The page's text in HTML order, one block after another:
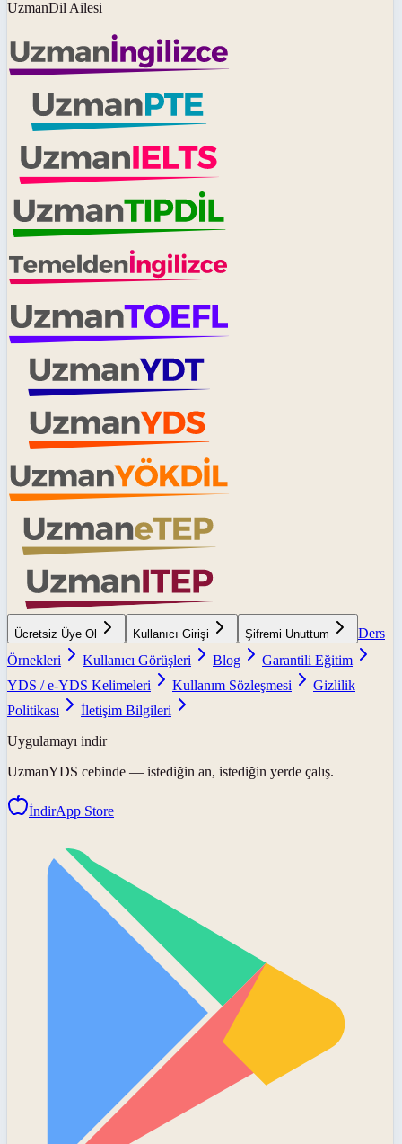
UzmanDil Ailesi
Ücretsiz Üye Ol Kullanıcı Girişi Şifremi Unuttum
Ders
Örnekleri
Kullanıcı Görüşleri Blog
Garantili Eğitim
YDS / e-YDS Kelimeleri
Kullanım Sözleşmesi
Gizlilik
Politikası
İletişim Bilgileri
Uygulamayı indir
UzmanYDS cebinde — istediğin an, istediğin yerde çalış.
İndirApp Store